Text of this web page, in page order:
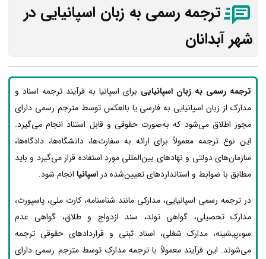
ترجمه رسمی به زبان اسپانیایی در
شهر آبدانان
ترجمه رسمی به زبان اسپانیایی برای اسپانیا به فرآیند ترجمه اسناد و
مدارک از زبان اسپانیایی به فارسی یا بالعکس توسط مترجم رسمی دارای
مجوز اطلاق می‌شود که به‌صورت حقوقی و قابل استناد انجام می‌گیرد.
این نوع ترجمه معمولاً برای ارائه به سفارت‌ها، دانشگاه‌ها، دادگاه‌ها،
سازمان‌های دولتی و نهادهای بین‌المللی مورد استفاده قرار می‌گیرد و باید
مطابق با ضوابط و استانداردهای تعیین‌شده در اسپانیا انجام شود.
در ترجمه رسمی اسپانیایی، مدارکی مانند شناسنامه، کارت ملی، پاسپورت،
مدارک تحصیلی، گواهی تولد، سند ازدواج و طلاق، گواهی عدم
سوءپیشینه، مدارک شغلی، اسناد ثبتی و قراردادهای حقوقی ترجمه
می‌شوند. این فرآیند معمولاً با ترجمه مدارک توسط مترجم رسمی دارای